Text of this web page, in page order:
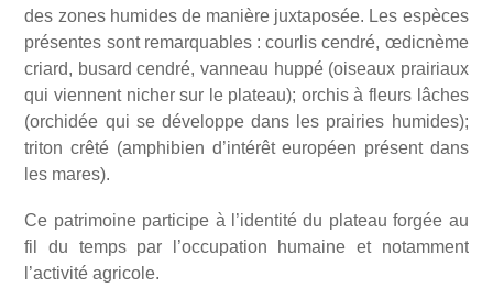
des zones humides de manière juxtaposée. Les espèces
présentes sont remarquables : courlis cendré, œdicnème
criard, busard cendré, vanneau huppé (oiseaux prairiaux
qui viennent nicher sur le plateau); orchis à fleurs lâches
(orchidée qui se développe dans les prairies humides);
triton crêté (amphibien d’intérêt européen présent dans
les mares).
Ce patrimoine participe à l’identité du plateau forgée au
fil du temps par l’occupation humaine et notamment
l’activité agricole.